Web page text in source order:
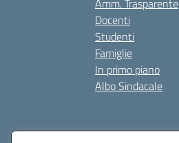
Amm. Trasparente
Docenti
Studenti
Famiglie
In primo piano
Albo Sindacale